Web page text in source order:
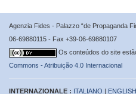
Agenzia Fides - Palazzo “de Propaganda
06-69880115 - Fax +39-06-69880107
Os conteúdos do site
Commons - Atribuição 4.0 Internacional
INTERNAZIONALE : ITALIANO | ENGLISH